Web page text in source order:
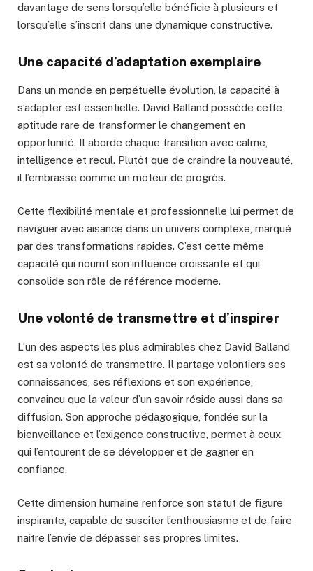
davantage de sens lorsqu’elle bénéficie à plusieurs et
lorsqu’elle s’inscrit dans une dynamique constructive.
Une capacité d’adaptation exemplaire
Dans un monde en perpétuelle évolution, la capacité à
s’adapter est essentielle. David Balland possède cette
aptitude rare de transformer le changement en
opportunité. Il aborde chaque transition avec calme,
intelligence et recul. Plutôt que de craindre la nouveauté,
il l’embrasse comme un moteur de progrès.
Cette flexibilité mentale et professionnelle lui permet de
naviguer avec aisance dans un univers complexe, marqué
par des transformations rapides. C’est cette même
capacité qui nourrit son influence croissante et qui
consolide son rôle de référence moderne.
Une volonté de transmettre et d’inspirer
L’un des aspects les plus admirables chez David Balland
est sa volonté de transmettre. Il partage volontiers ses
connaissances, ses réflexions et son expérience,
convaincu que la valeur d’un savoir réside aussi dans sa
diffusion. Son approche pédagogique, fondée sur la
bienveillance et l’exigence constructive, permet à ceux
qui l’entourent de se développer et de gagner en
confiance.
Cette dimension humaine renforce son statut de figure
inspirante, capable de susciter l’enthousiasme et de faire
naître l’envie de dépasser ses propres limites.